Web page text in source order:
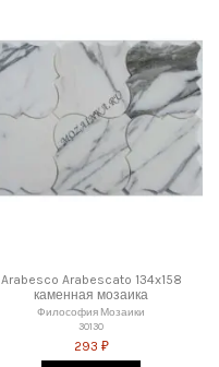
Arabesco Arabescato 134x158
каменная мозаика
Философия Мозаики
30130
293 ₽